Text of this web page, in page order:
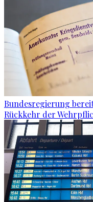
Bundesregierung
Rückkehr der